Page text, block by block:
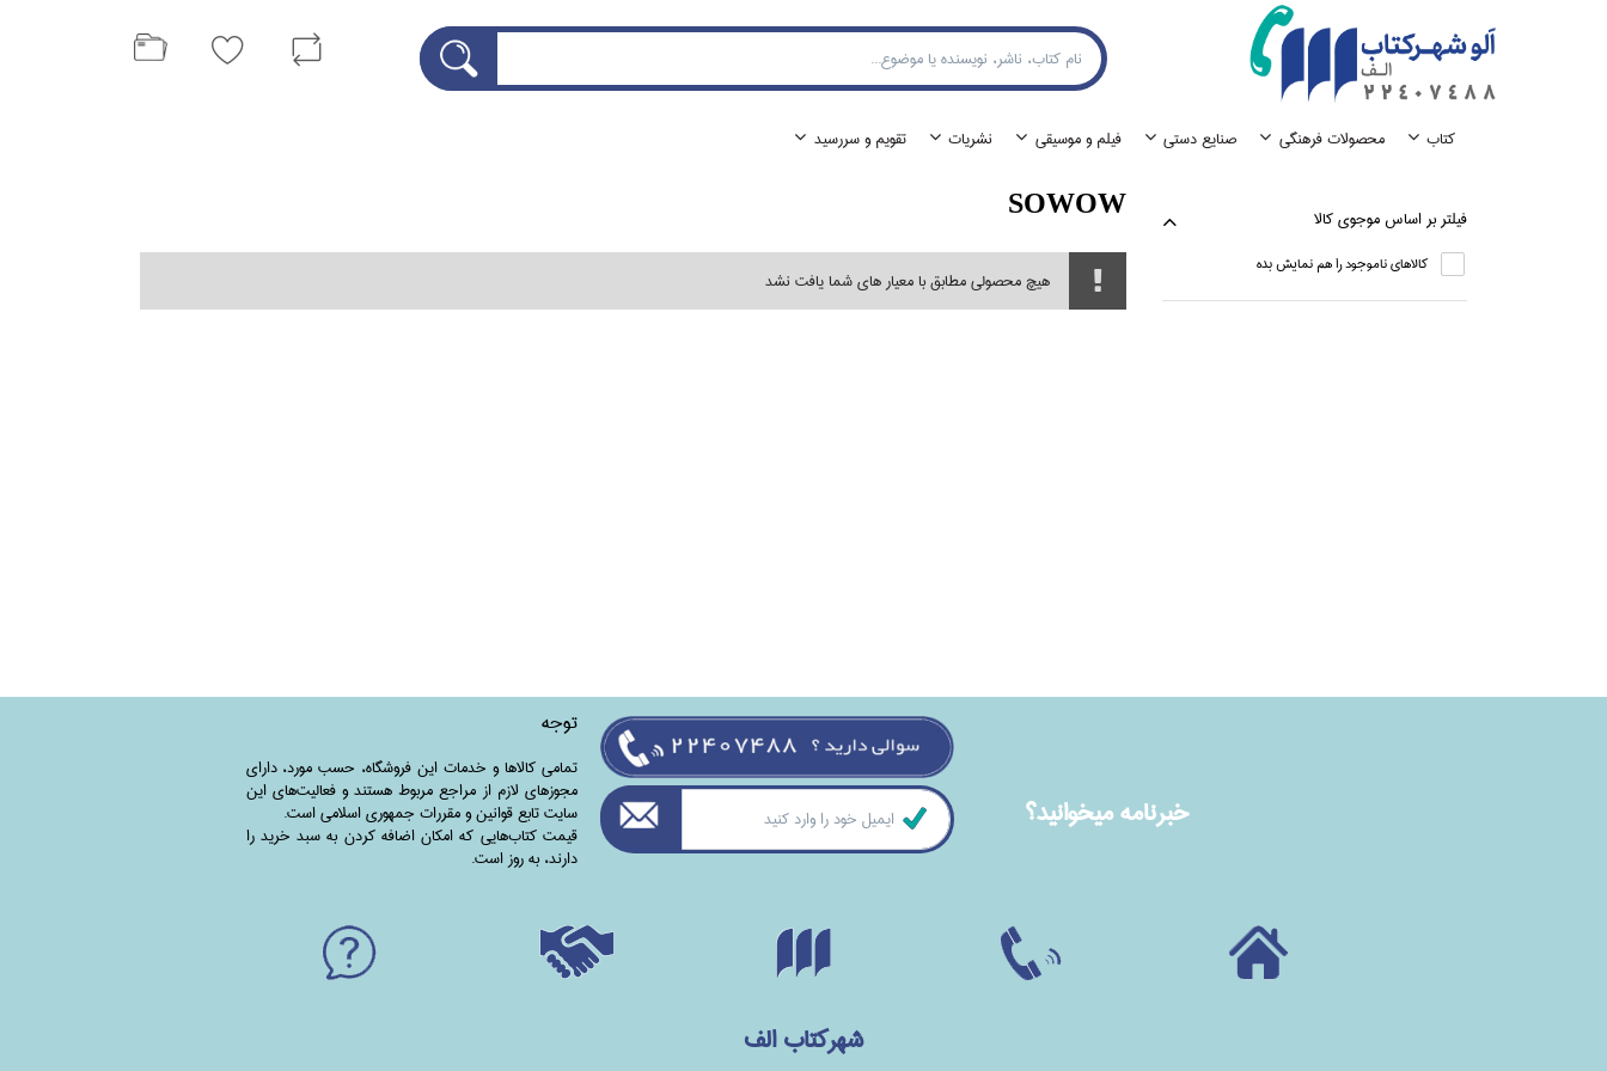
كتاب محصولات فرهنگي صنايع دستي فيلم و موسيقي نشريات تقويم و سررسيد
فيلتر بر اساس موجوي كالا
كالاهاي ناموجود را هم نمايش بده
SOWOW
هیچ محصولی مطابق با معیار های شما یافت نشد
خبرنامه ميخوانيد؟
توجه
تمامی‌ کالاها و خدمات این فروشگاه، حسب مورد،‌ دارای
مجوزهای لازم از مراجع مربوط هستند ‌و‌‌ فعالیت‌های این
سایت تابع قوانین و مقررات جمهوری اسلامی است.
قیمت کتاب‌هایی که امکان اضافه کردن به سبد خرید را
دارند،‌ به روز است.
شهرکتاب الف